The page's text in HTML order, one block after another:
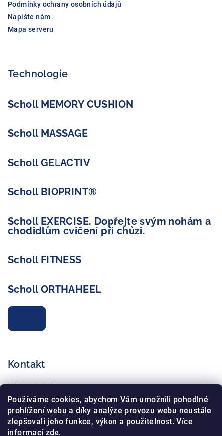
Používáme cookies, abychom Vám umožnili pohodlné
prohlížení webu a díky analýze provozu webu neustále
zlepšovali jeho funkce, výkon a použitelnost. Více
informacízde.
Podmínky ochrany osobních údajů
Napište nám
Mapa serveru
Technologie
Scholl MEMORY CUSHION
Scholl MASSAGE
Scholl GELACTIV
Scholl BIOPRINT®
Scholl EXERCISE. Dopřejte svým nohám a
chodidlům cvičení při chůzi.
Scholl FITNESS
Scholl ORTHAHEEL
Kontakt
info@schollshop.cz
+420 725 172 135
+420 734 765 321